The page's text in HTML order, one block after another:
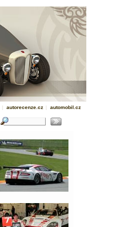
| autorecenze.cz | automobil.cz